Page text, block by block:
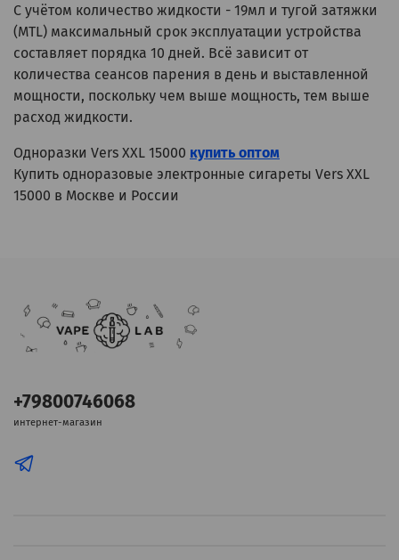
С учётом количество жидкости - 19мл и тугой затяжки
(MTL) максимальный срок эксплуатации устройства
составляет порядка 10 дней. Всё зависит от
количества сеансов парения в день и выставленной
мощности, поскольку чем выше мощность, тем выше
расход жидкости.
Одноразки Vers XXL 15000 купить оптом
Купить одноразовые электронные сигареты Vers XXL
15000 в Москве и России
+79800746068
интернет-магазин